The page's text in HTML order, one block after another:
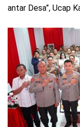
antar Desa”, Ucap